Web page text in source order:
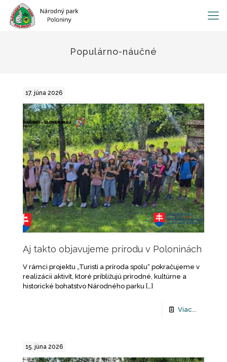
Populárno-náučné
17. júna 2026
Aj takto objavujeme prírodu v Poloninách
V rámci projektu „Turisti a príroda spolu“ pokračujeme v
realizácii aktivít, ktoré približujú prírodné, kultúrne a
historické bohatstvo Národného parku […]
Viac...
15. júna 2026